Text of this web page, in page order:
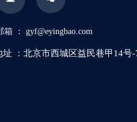
箱 ： gyf@eyingbao.com
址 ：北京市西城区益民巷甲14号-